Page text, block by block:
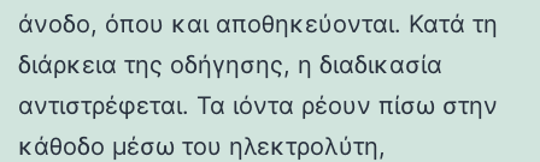
άνοδο, όπου και αποθηκεύονται. Κατά τη
διάρκεια της οδήγησης, η διαδικασία
αντιστρέφεται. Τα ιόντα ρέουν πίσω στην
κάθοδο μέσω του ηλεκτρολύτη,